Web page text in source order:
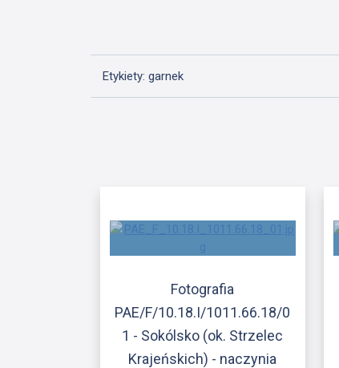
Etykiety: garnek
Fotografia
PAE/F/10.18.I/1011.66.18/0
1 - Sokólsko (ok. Strzelec
Krajeńskich) - naczynia